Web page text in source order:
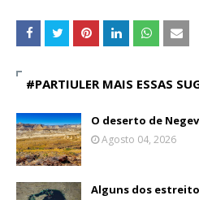
#PARTIULER MAIS ESSAS
O deserto de Negev
Agosto 04, 2026
Alguns dos